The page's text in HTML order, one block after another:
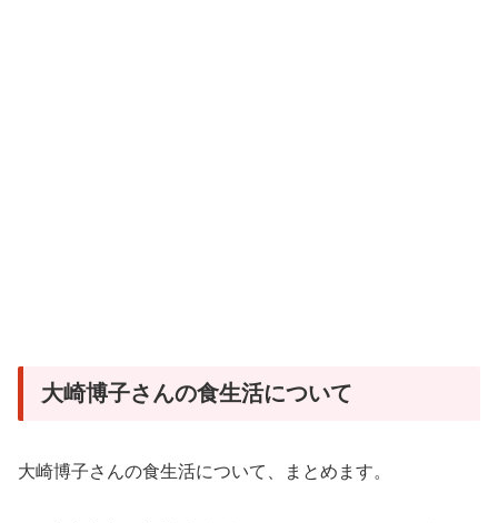
大崎博子さんの食生活について
大崎博子さんの食生活について、まとめます。